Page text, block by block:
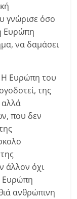
γνώρισε όσο
Ευρώπη
να δαμάσει
Η Ευρώπη του
της
αλλά
που δεν
άλλον όχι
Ευρώπη
ανθρώπινη